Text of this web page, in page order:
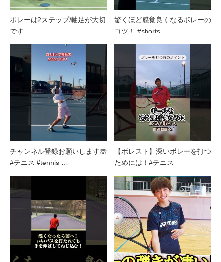
ボレーは2ステップ/軸足が大切
です
驚くほど感覚良くなるボレーの
コツ！ #shorts
チャンネル登録お願いします🤲
#テニス #tennis …
【ボレスト】深いボレーを打つ
ためには！#テニス